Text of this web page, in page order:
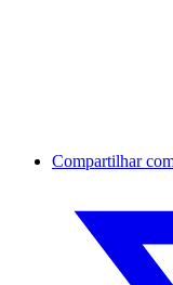
Compartilhar